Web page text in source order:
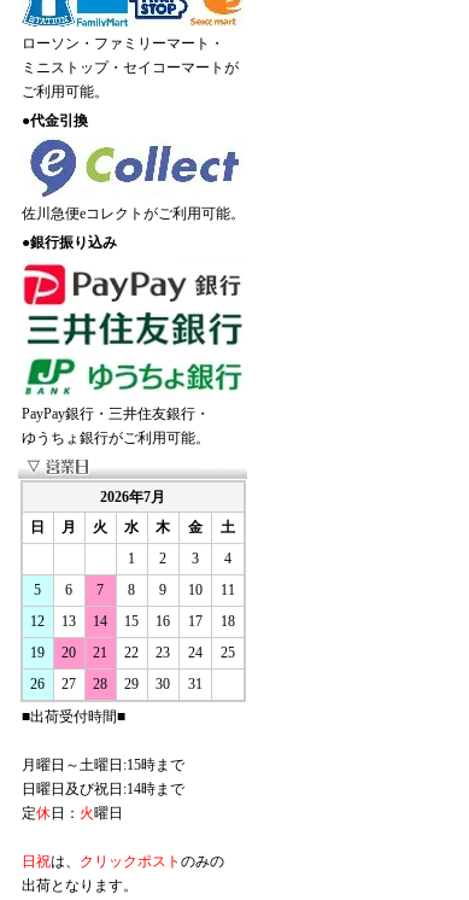
ローソン・ファミリーマート・
ミニストップ・セイコーマートが
ご利用可能。
●代金引換
佐川急便eコレクトがご利用可能。
●銀行振り込み
PayPay銀行・三井住友銀行・
ゆうちょ銀行がご利用可能。
2026年7月
日
月 火 水 木 金
土
1
2 3
4
5
6 7 8 9 10
11
12
13 14 15 16 17
18
19
20 21 22 23 24
25
26
27 28 29 30
31
■出荷受付時間■
月曜日～土曜日:15時まで
日曜日及び祝日:14時まで
定休日： 火曜日
日祝は、 クリックポスト のみの
出荷となります。